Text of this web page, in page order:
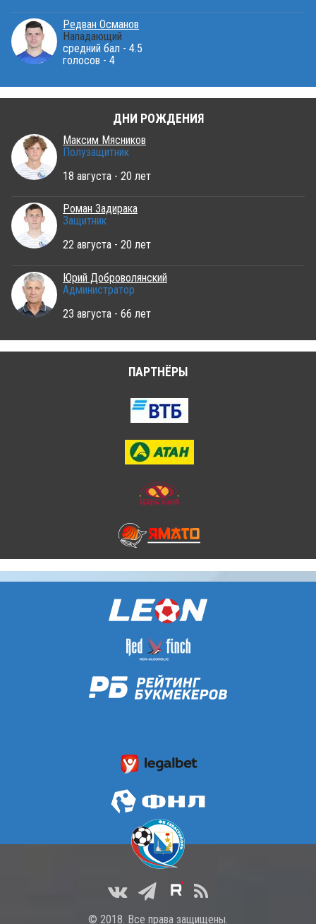
Редван Османов
Нападающий
средний бал - 4.5
голосов - 4
ДНИ РОЖДЕНИЯ
Максим Мясников
Полузащитник
18 августа - 20 лет
Роман Задирака
Защитник
22 августа - 20 лет
Юрий Доброволянский
Администратор
23 августа - 66 лет
ПАРТНЁРЫ
© 2018. Все права защищены.